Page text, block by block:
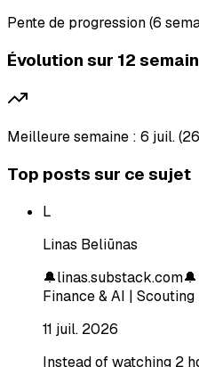
Pente de progression (6
Évolution sur 12
Meilleure semaine : 6 juil.
Top posts sur ce sujet
L
Linas Beliūnas
Finance & AI |
11 juil. 2026
Instead of watching 2